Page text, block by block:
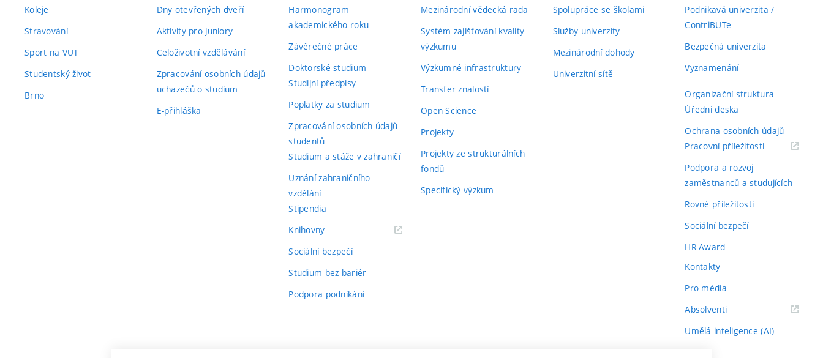
Koleje
Stravování
Sport na VUT
Studentský život
Brno
Dny otevřených dveří
Aktivity pro juniory
Celoživotní vzdělávání
Zpracování osobních údajů
uchazečů o studium
E-přihláška
Harmonogram
akademického roku
Závěrečné práce
Doktorské studium
Studijní předpisy
Poplatky za studium
Zpracování osobních údajů
studentů
Studium a stáže v zahraničí
Uznání zahraničního
vzdělání
Stipendia
Knihovny(externí
Sociální bezpečí
Studium bez bariér
Podpora podnikání
Mezinárodní vědecká rada
Systém zajišťování kvality
výzkumu
Výzkumné infrastruktury
Transfer znalostí
Open Science
Projekty
Projekty ze strukturálních
fondů
Specifický výzkum
Spolupráce se školami
Služby univerzity
Mezinárodní dohody
Univerzitní sítě
Podnikavá univerzita /
ContriBUTe
Bezpečná univerzita
Vyznamenání
Organizační struktura
Úřední deska
Ochrana osobních údajů
Pracovní příležitosti(externí
Podpora a rozvoj
zaměstnanců a studujících
Rovné příležitosti
Sociální bezpečí
HR Award
Kontakty
Pro média
Absolventi(externí
Umělá inteligence (AI)